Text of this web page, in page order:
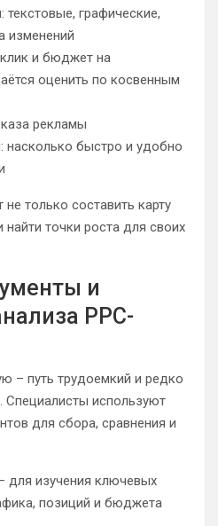
графические,
изменений
и бюджет на
оценить по косвенным
рекламы
насколько быстро и удобно
только составить карту
найти точки роста для своих
и
PPC-
– путь трудоемкий и редко
используют
для сбора, сравнения и
для изучения ключевых
позиций и бюджета